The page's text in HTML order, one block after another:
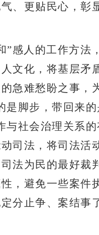
、更贴民心，彰
”感人的工作方法
文化，将基层矛
急难愁盼之事，
是脚步，带回来
社会治理关系
司法，将司法活
法为民的最好裁
，避免一些案件
分止争、案结事